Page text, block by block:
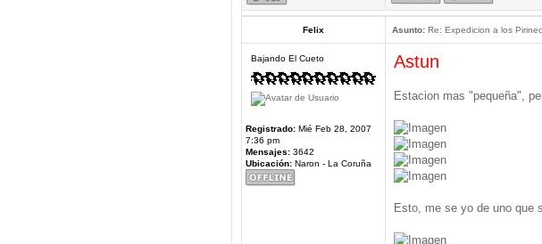
Felix Asunto:Re: Expedicion a los
Bajando El Cueto
Registrado:Mié Feb 28, 2007
7:36 pm
Mensajes:3642
Ubicación:Naron - La Coruña
Astun
Estacion mas "pequeña",
Esto, me se yo de uno que